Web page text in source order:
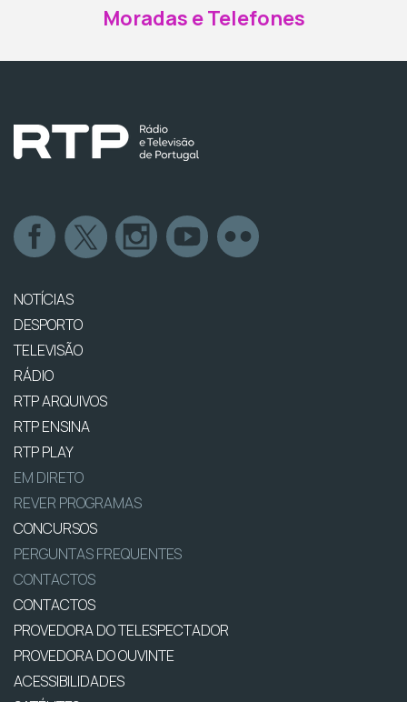
Moradas e Telefones
NOTÍCIAS
DESPORTO
TELEVISÃO
RÁDIO
RTP ARQUIVOS
RTP ENSINA
RTP PLAY
EM DIRETO
REVER PROGRAMAS
CONCURSOS
PERGUNTAS FREQUENTES
CONTACTOS
CONTACTOS
PROVEDORA DO TELESPECTADOR
PROVEDORA DO OUVINTE
ACESSIBILIDADES